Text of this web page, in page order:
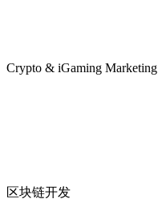
Crypto & iGaming Marketing
区块链开发